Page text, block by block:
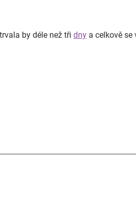
by déle než tři dny a celkově se